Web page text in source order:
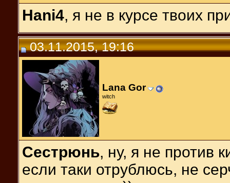
Hani4, я не в курсе твоих
03.11.2015, 19:16
Lana Gor
witch
Сестрюнь, ну, я не против
если таки отрублюсь, не